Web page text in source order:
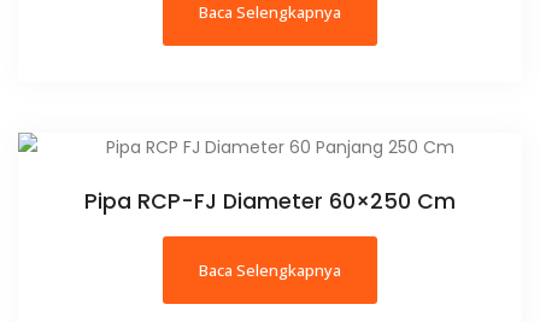
Baca Selengkapnya
Pipa RCP-FJ Diameter 60×250 Cm
Baca Selengkapnya